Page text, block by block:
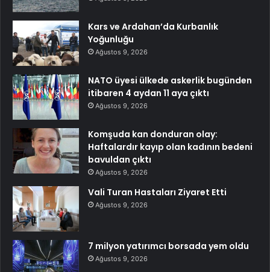
Kars ve Ardahan’da Kurbanlık
Yoğunluğu
Ağustos 9, 2026
NATO üyesi ülkede askerlik bugünden
itibaren 4 aydan 11 aya çıktı
Ağustos 9, 2026
Komşuda kan donduran olay:
Haftalardır kayıp olan kadının bedeni
bavuldan çıktı
Ağustos 9, 2026
Vali Turan Hastaları Ziyaret Etti
Ağustos 9, 2026
7 milyon yatırımcı borsada yem oldu
Ağustos 9, 2026